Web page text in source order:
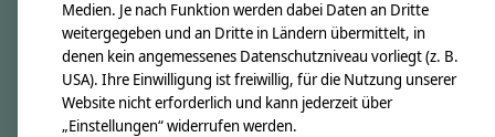
Unsere Creppies
Nähkästchen
Unsere Stoffe
Impressum
Medien. Je nach Funktion werden dabei Daten an Dritte
weitergegeben und an Dritte in Ländern übermittelt, in
denen kein angemessenes Datenschutzniveau vorliegt (z. B.
USA). Ihre Einwilligung ist freiwillig, für die Nutzung unserer
Website nicht erforderlich und kann jederzeit über
„Einstellungen“ widerrufen werden.